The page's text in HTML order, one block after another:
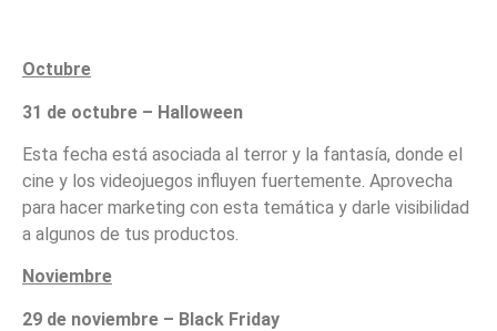
Octubre
31 de octubre – Halloween
Esta fecha está asociada al terror y la fantasía, donde el
cine y los videojuegos influyen fuertemente. Aprovecha
para hacer marketing con esta temática y darle visibilidad
a algunos de tus productos.
Noviembre
29 de noviembre – Black Friday